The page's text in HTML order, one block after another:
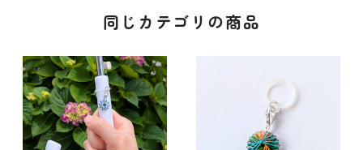
同じカテゴリの商品